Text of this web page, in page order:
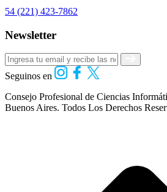
54 (221) 423-7862
Newsletter
Seguinos en
Consejo Profesional de Ciencias
Buenos Aires. Todos Los Derechos